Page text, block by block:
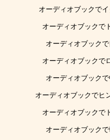
オーディオブックで
オーディオブックで
オーディオブック
オーディオブックで
オーディオブック
オーディオブックでヒ
オーディオブックで
オーディオブック